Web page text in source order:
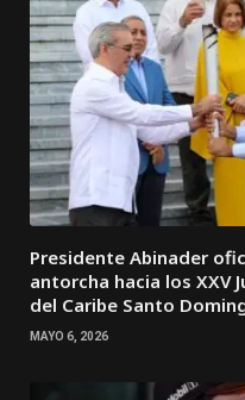
Presidente Abinader
antorcha hacia los XXV
del Caribe Santo
MAYO 6, 2026